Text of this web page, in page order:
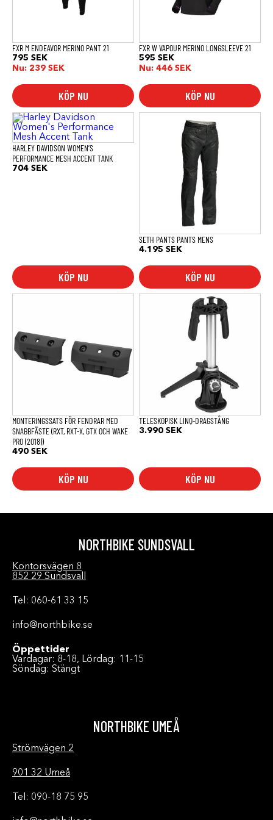
FXR M ENDEAVOR MERINO PANT 21
795 SEK
Nu: 239 SEK
KÖP NU
alternativen
produktsidan
FXR W VAPOUR MERINO LONGSLEEVE 21
595 SEK
Nu: 446 SEK
KÖP NU
alternativen
produktsidan
HARLEY DAVIDSON WOMEN’S
PERFORMANCE MESH ACCENT TANK
704 SEK
KÖP NU
Den
här
produkten
har
flera
varianter.
SETH PANTS PANTS MENS
4.195 SEK
KÖP NU
produkten
alternativen
produktsidan
MONTERINGSSATS FÖR FENDRAR MED
SNABBFÄSTE (RXT, RXT-X, GTX OCH WAKE
PRO (2018))
490 SEK
KÖP NU
TELESKOPISK LINQ-DRAGSTÅNG
3.990 SEK
KÖP NU
NORTHBIKE SUNDSVALL
Kontorsvägen 8
852 29 Sundsvall
Tel: 060-61 33 15
info@northbike.se
Öppettider
Vardagar: 8-18, Lördag: 11-15
Söndag: Stängt
NORTHBIKE UMEÅ
Strömvägen 2
901 32 Umeå
Tel: 090-18 75 95